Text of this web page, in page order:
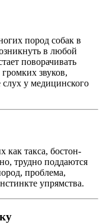
пород собак в
в любой
поворачивать
громких звуков,
у медицинского
как такса, бостон-
трудно поддаются
проблема,
упрямства.